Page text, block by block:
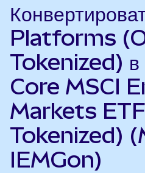
Platforms
Tokenized)
Core MSCI
Markets
Tokenized)
IEMGon)